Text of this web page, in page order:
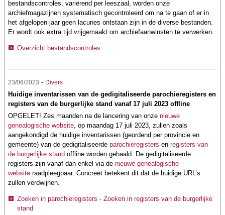
bestandscontroles, variërend per leeszaal, worden onze
archiefmagazijnen systematisch gecontroleerd om na te gaan of er in
het afgelopen jaar geen lacunes ontstaan zijn in de diverse bestanden.
Er wordt ook extra tijd vrijgemaakt om archiefaanwinsten te verwerken.
Overzicht bestandscontroles
23/06/2023 - Divers
Huidige inventarissen van de gedigitaliseerde parochieregisters en
registers van de burgerlijke stand vanaf 17 juli 2023 offline
OPGELET! Zes maanden na de lancering van onzenieuwe
genealogische website , op maandag 17 juli 2023, zullen zoals
aangekondigd de huidige inventarissen (geordend per provincie en
gemeente) van de gedigitaliseerdeparochieregisters enregisters van
de burgerlijke stand offline worden gehaald. De gedigitaliseerde
registers zijn vanaf dan enkel via denieuwe genealogische
website raadpleegbaar. Concreet betekent dit dat de huidige URL’s
zullen verdwijnen.
Zoeken in parochieregisters -Zoeken in registers van de burgerlijke
stand